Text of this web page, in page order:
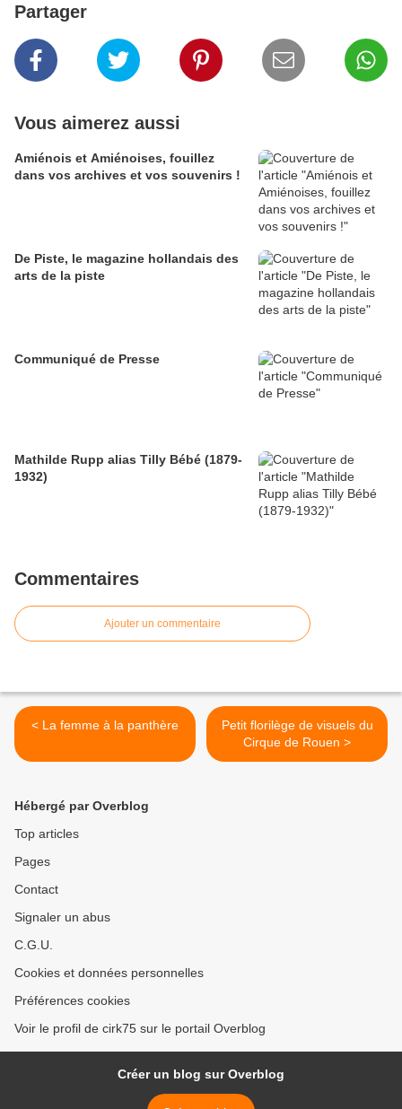
Partager
Vous aimerez aussi
Amiénois et Amiénoises, fouillez
dans vos archives et vos souvenirs !
De Piste, le magazine hollandais des
arts de la piste
Communiqué de Presse
Mathilde Rupp alias Tilly Bébé (1879-
1932)
Commentaires
Ajouter un commentaire
< La femme à la panthère
Petit florilège de visuels du
Cirque de Rouen >
Hébergé par Overblog
Top articles
Pages
Contact
Signaler un abus
C.G.U.
Cookies et données personnelles
Préférences cookies
Voir le profil de cirk75 sur le portail Overblog
Créer un blog sur Overblog